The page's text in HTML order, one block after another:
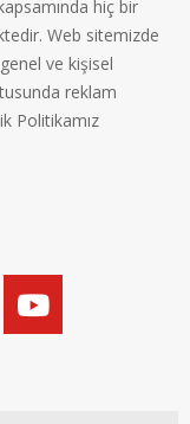
hiç bir
Web sitemizde
ve kişisel
reklam
Politikamız